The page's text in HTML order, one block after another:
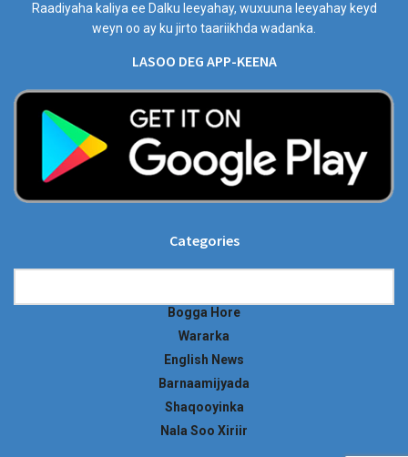
Raadiyaha kaliya ee Dalku leeyahay, wuxuuna leeyahay keyd
weyn oo ay ku jirto taariikhda wadanka.
LASOO DEG APP-KEENA
Categories
Bogga Hore
Wararka
English News
Barnaamijyada
Shaqooyinka
Nala Soo Xiriir